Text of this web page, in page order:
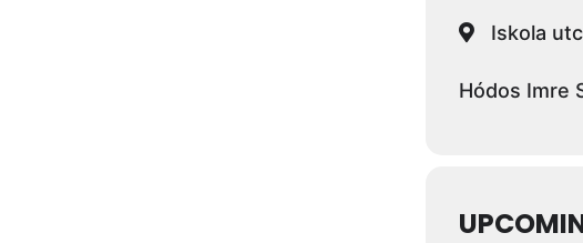
Iskola
Hódos Imre